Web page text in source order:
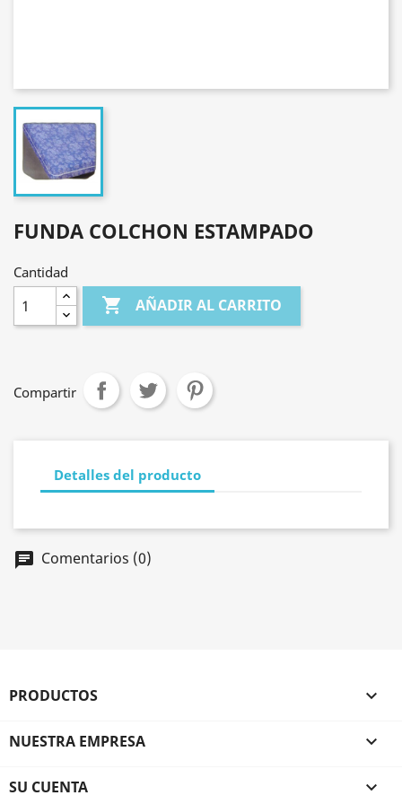
FUNDA COLCHON ESTAMPADO
Cantidad
 AÑADIR AL CARRITO
Compartir
Detalles del producto
chat Comentarios (0)
PRODUCTOS 
NUESTRA EMPRESA 
SU CUENTA 